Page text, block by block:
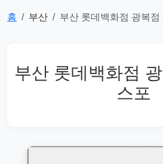
홈 부산 부산 롯데백화점 광복점
부산 롯데백화점
스포